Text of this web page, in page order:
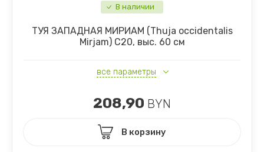
В наличии
ТУЯ ЗАПАДНАЯ МИРИАМ (Thuja occidentalis
Mirjam) С20, выс. 60 см
все параметры
208,90 BYN
В корзину